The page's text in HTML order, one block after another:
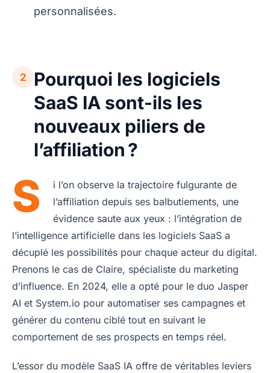
personnalisées.
2
Pourquoi les logiciels
SaaS IA sont-ils les
nouveaux piliers de
l’affiliation ?
S
i l’on observe la trajectoire fulgurante de
l’affiliation depuis ses balbutiements, une
évidence saute aux yeux : l’intégration de
l’intelligence artificielle dans les logiciels SaaS a
décuplé les possibilités pour chaque acteur du digital.
Prenons le cas de Claire, spécialiste du marketing
d’influence. En 2024, elle a opté pour le duo Jasper
AI et System.io pour automatiser ses campagnes et
générer du contenu ciblé tout en suivant le
comportement de ses prospects en temps réel.
L’essor du modèle SaaS IA offre de véritables leviers